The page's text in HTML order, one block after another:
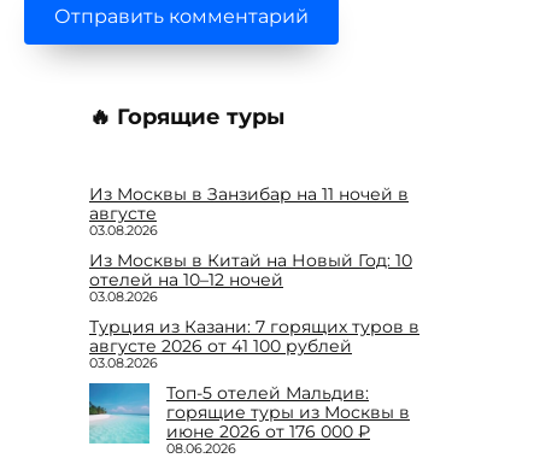
🔥 Горящие туры
Из Москвы в Занзибар на 11 ночей в
августе
03.08.2026
Из Москвы в Китай на Новый Год: 10
отелей на 10–12 ночей
03.08.2026
Турция из Казани: 7 горящих туров в
августе 2026 от 41 100 рублей
03.08.2026
Топ-5 отелей Мальдив:
горящие туры из Москвы в
июне 2026 от 176 000 ₽
08.06.2026